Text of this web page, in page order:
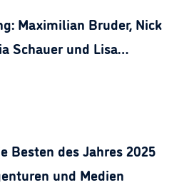
Maximilian Bruder, Nick
Schauer und Lisa
Besten des Jahres 2025
und Medien